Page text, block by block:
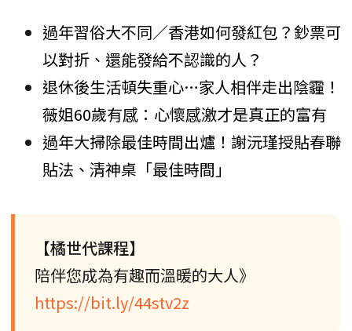
過年習俗大不同／香港如何發紅包？鈔票可
以對折、還能發給不認識的人？
退休後生活頓失重心…家人相伴走出陰霾！
薇姐60歲有感：心懷感激才是真正的富有
過年大掃除最佳時間出爐！謝沅瑾授貼春聯
貼法、清神桌「最佳時間」
【橘世代課程】
陪伴您成為有趣而溫暖的大人》
https://bit.ly/44stv2z